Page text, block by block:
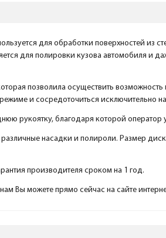
для обработки поверхностей из
для полировки кузова автомобиля и
позволила осуществить возможность
и сосредоточиться исключительно
рукоятку, благодаря которой
насадки и полироли. Размер
производителя сроком на 1 год.
Вы можете прямо сейчас на сайте